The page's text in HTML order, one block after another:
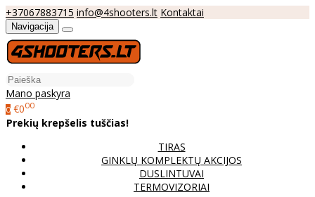
+37067883715 info@4shooters.lt Kontaktai
Navigacija
Mano paskyra
0 €000
Prekių krepšelis tuščias!
TIRAS
GINKLŲ KOMPLEKTŲ AKCIJOS
DUSLINTUVAI
TERMOVIZORIAI